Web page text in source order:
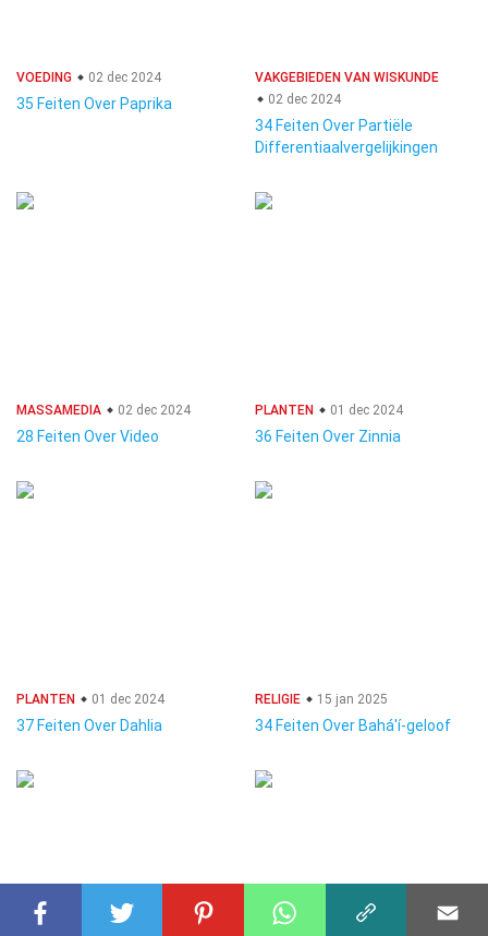
VOEDING 02 dec 2024
35 Feiten Over Paprika
VAKGEBIEDEN VAN WISKUNDE
02 dec 2024
34 Feiten Over Partiële
Differentiaalvergelijkingen
MASSAMEDIA 02 dec 2024
28 Feiten Over Video
PLANTEN 01 dec 2024
36 Feiten Over Zinnia
PLANTEN 01 dec 2024
37 Feiten Over Dahlia
RELIGIE 15 jan 2025
34 Feiten Over Bahá'í-geloof